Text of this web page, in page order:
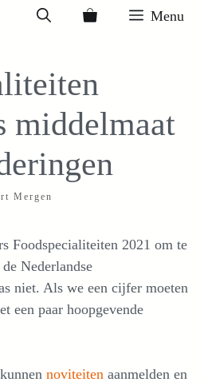
Menu
middelmaat
Mergen
Foodspecialiteiten 2021 om te
Nederlandse
niet. Als we een cijfer moeten
een paar hoopgevende
noviteiten aanmelden en